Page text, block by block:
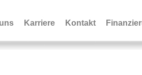
Karriere Kontakt